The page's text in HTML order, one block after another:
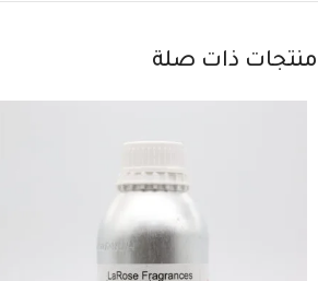
منتجات ذات صلة